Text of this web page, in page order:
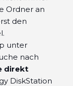
Ordner an
den
unter
nach
direkt
DiskStation